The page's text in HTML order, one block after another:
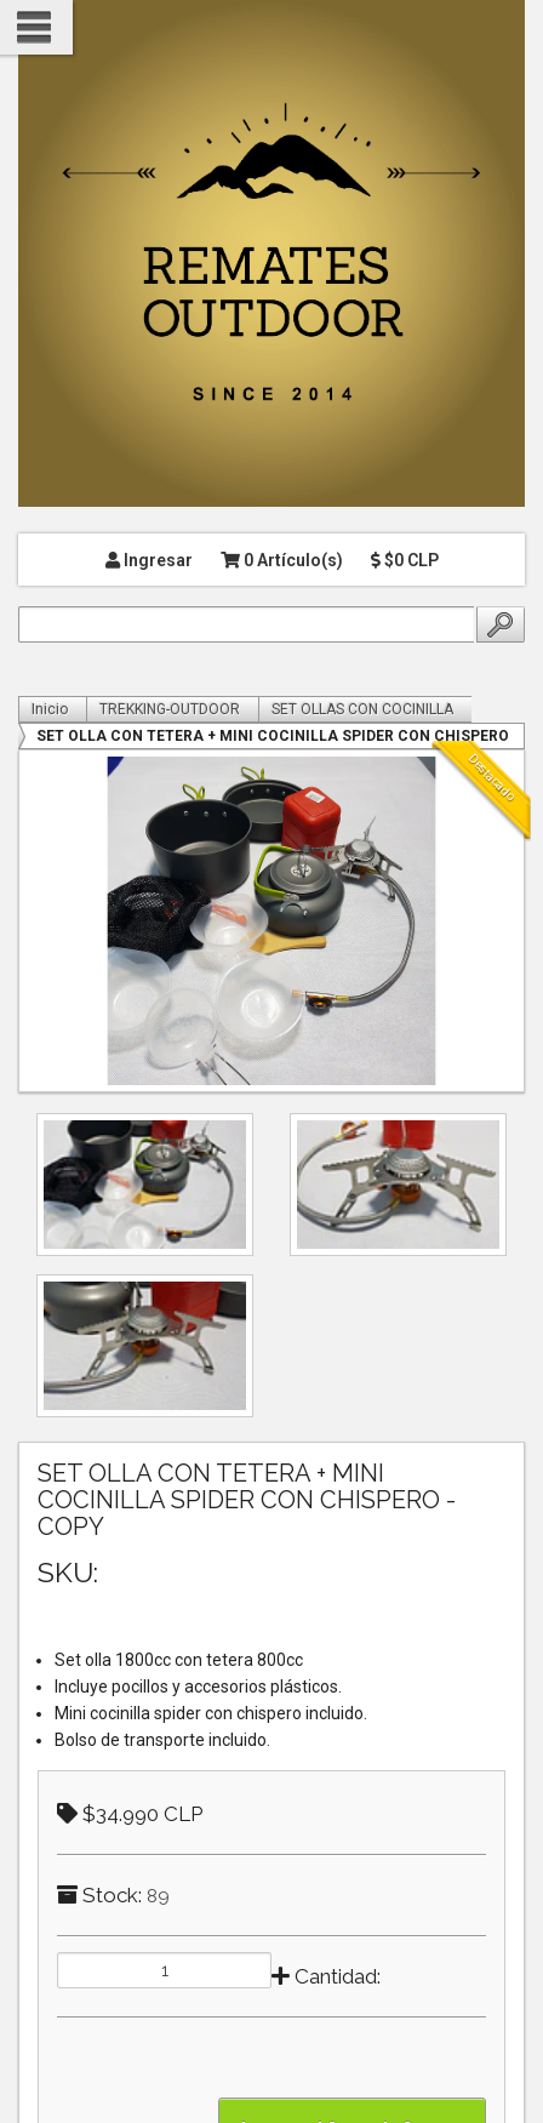
Ingresar 0 Artículo(s) $0 CLP
Inicio TREKKING-OUTDOOR
SET OLLAS CON COCINILLA
SET OLLA CON TETERA + MINI COCINILLA SPIDER CON CHISPERO
Destacado
SET OLLA CON TETERA + MINI
COCINILLA SPIDER CON CHISPERO -
COPY
SKU:
Set olla 1800cc con tetera 800cc
Incluye pocillos y accesorios plásticos.
Mini cocinilla spider con chispero incluido.
Bolso de transporte incluido.
$34.990 CLP
Stock: 89
Cantidad: